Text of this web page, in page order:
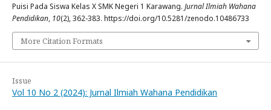
Puisi Pada Siswa Kelas X SMK Negeri 1 Karawang. Jurnal Ilmiah Wahana
Pendidikan, 10(2), 362-383. https://doi.org/10.5281/zenodo.10486733
More Citation Formats
Issue
Vol 10 No 2 (2024): Jurnal Ilmiah Wahana Pendidikan